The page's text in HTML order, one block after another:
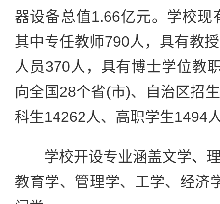
器设备总值1.66亿元。学校现
其中专任教师790人，具有教
人员370人，具有博士学位教
向全国28个省(市)、自治区招
科生14262人、高职学生1494
学校开设专业涵盖文学、理
教育学、管理学、工学、经济